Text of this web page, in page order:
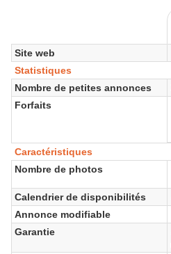
Site web
Statistiques
Nombre de petites annonces
Forfaits
Caractéristiques
Nombre de photos
Calendrier de disponibilités
Annonce modifiable
Garantie